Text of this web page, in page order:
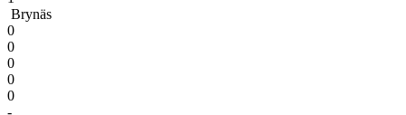
Brynäs
0
0
0
0
0
-